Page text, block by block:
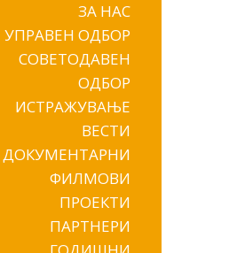
ЗА НАС
УПРАВЕН ОДБОР
СОВЕТОДАВЕН
ОДБОР
ИСТРАЖУВАЊЕ
ВЕСТИ
ДОКУМЕНТАРНИ
ФИЛМОВИ
ПРОЕКТИ
ПАРТНЕРИ